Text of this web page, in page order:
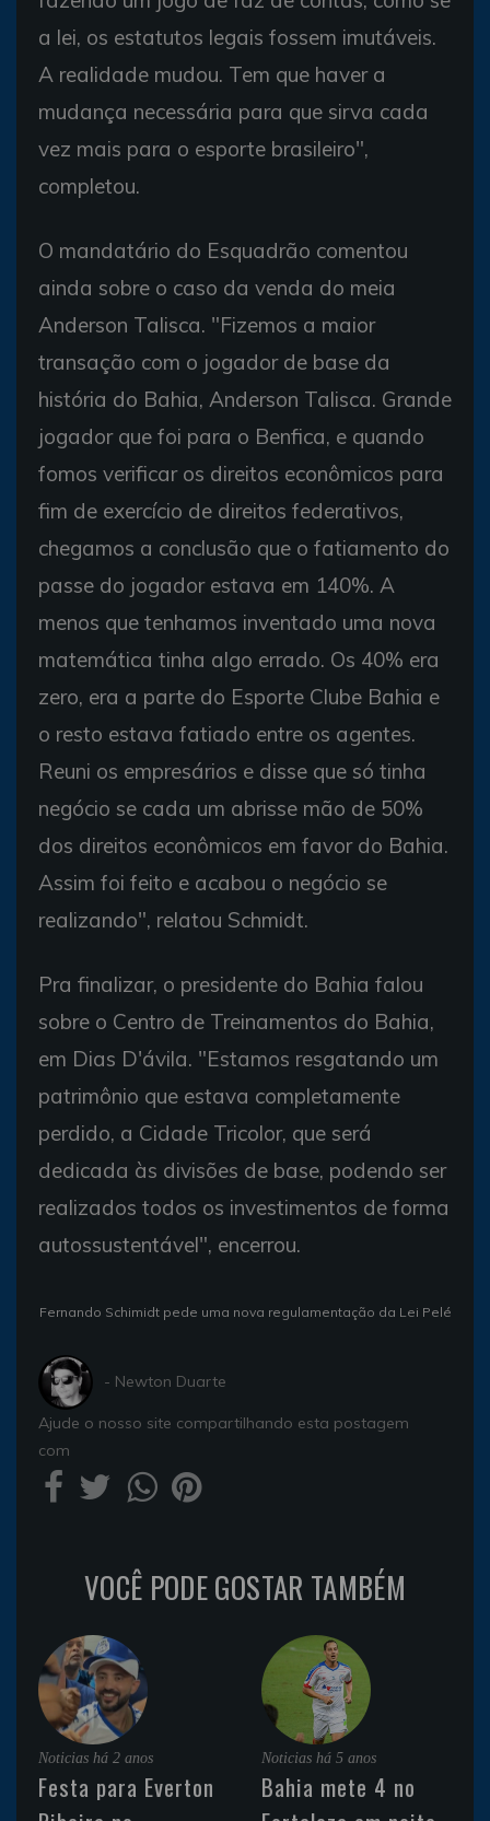
a lei, os estatutos legais fossem imutáveis.
A realidade mudou. Tem que haver a
mudança necessária para que sirva cada
vez mais para o esporte brasileiro",
completou.
O mandatário do Esquadrão comentou
ainda sobre o caso da venda do meia
Anderson Talisca. "Fizemos a maior
transação com o jogador de base da
história do Bahia, Anderson Talisca. Grande
jogador que foi para o Benfica, e quando
fomos verificar os direitos econômicos para
fim de exercício de direitos federativos,
chegamos a conclusão que o fatiamento do
passe do jogador estava em 140%. A
menos que tenhamos inventado uma nova
matemática tinha algo errado. Os 40% era
zero, era a parte do Esporte Clube Bahia e
o resto estava fatiado entre os agentes.
Reuni os empresários e disse que só tinha
negócio se cada um abrisse mão de 50%
dos direitos econômicos em favor do Bahia.
Assim foi feito e acabou o negócio se
realizando", relatou Schmidt.
Pra finalizar, o presidente do Bahia falou
sobre o Centro de Treinamentos do Bahia,
em Dias D'ávila. "Estamos resgatando um
patrimônio que estava completamente
perdido, a Cidade Tricolor, que será
dedicada às divisões de base, podendo ser
realizados todos os investimentos de forma
autossustentável", encerrou.
Fernando Schimidt pede uma nova regulamentação da Lei Pelé
- Newton Duarte
Ajude o nosso site compartilhando esta postagem
com
VOCÊ PODE GOSTAR TAMBÉM
Noticias há 2 anos
Festa para Everton
Noticias há 5 anos
Bahia mete 4 no